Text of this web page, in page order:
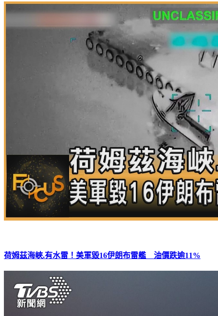
荷姆茲海峽.有水雷！美軍毀16伊朗布雷艦 油價跌逾11%